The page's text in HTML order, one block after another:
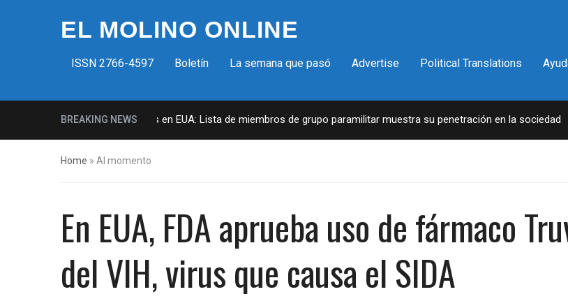
EL MOLINO ONLINE
ISSN 2766-4597 Boletín La semana que pasó Advertise Political Translations
BREAKING NEWS
Milicias fascistas en EUA: Lista de miembros de grupo paramilitar muestra su penetración en la sociedad
Home » Al momento
En EUA, FDA aprueba uso de fármaco
del VIH, virus que causa el SIDA